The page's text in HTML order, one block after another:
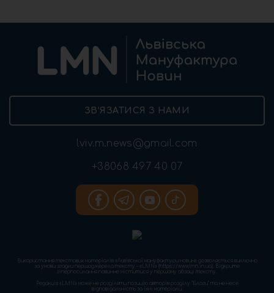
ЗВ’ЯЗАТИСЯ З НАМИ
lviv.m.news@gmail.com
+38068 497 40 07
Використання текстових матеріалів «Львівської мануфактури новин» дозволяється виключно
за умови згадки першоджерела тексту – «LMN» (https://www.lmn.in.ua). Відкрите
гіперпосилання повинне міститися у першому абзаці тексту.
Редакція «LMN» може не розділяти позицію авторів розділу “Блоги” та не несе
відповідальність за їхні матеріали.